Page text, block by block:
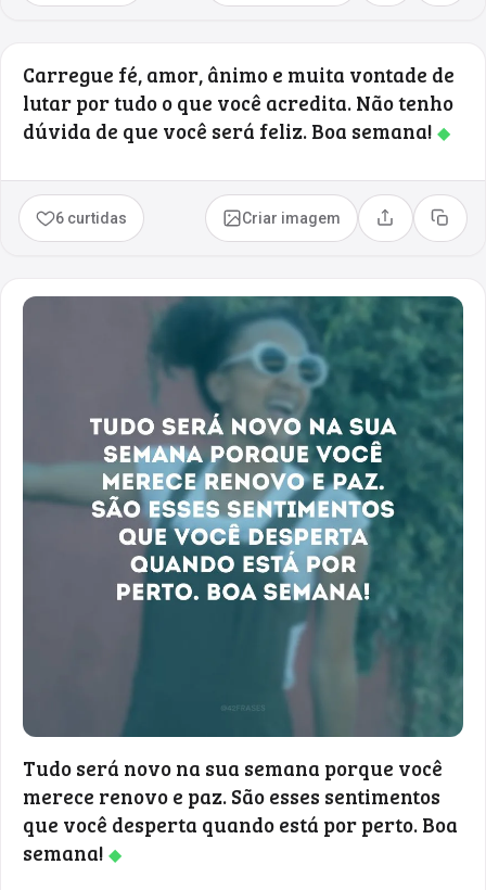
Carregue fé, amor, ânimo e muita vontade de
lutar por tudo o que você acredita. Não tenho
dúvida de que você será feliz. Boa semana! ◆
6 curtidas Criar imagem Compartilhar
Copiar
Tudo será novo na sua semana porque você
merece renovo e paz. São esses sentimentos
que você desperta quando está por perto. Boa
semana! ◆